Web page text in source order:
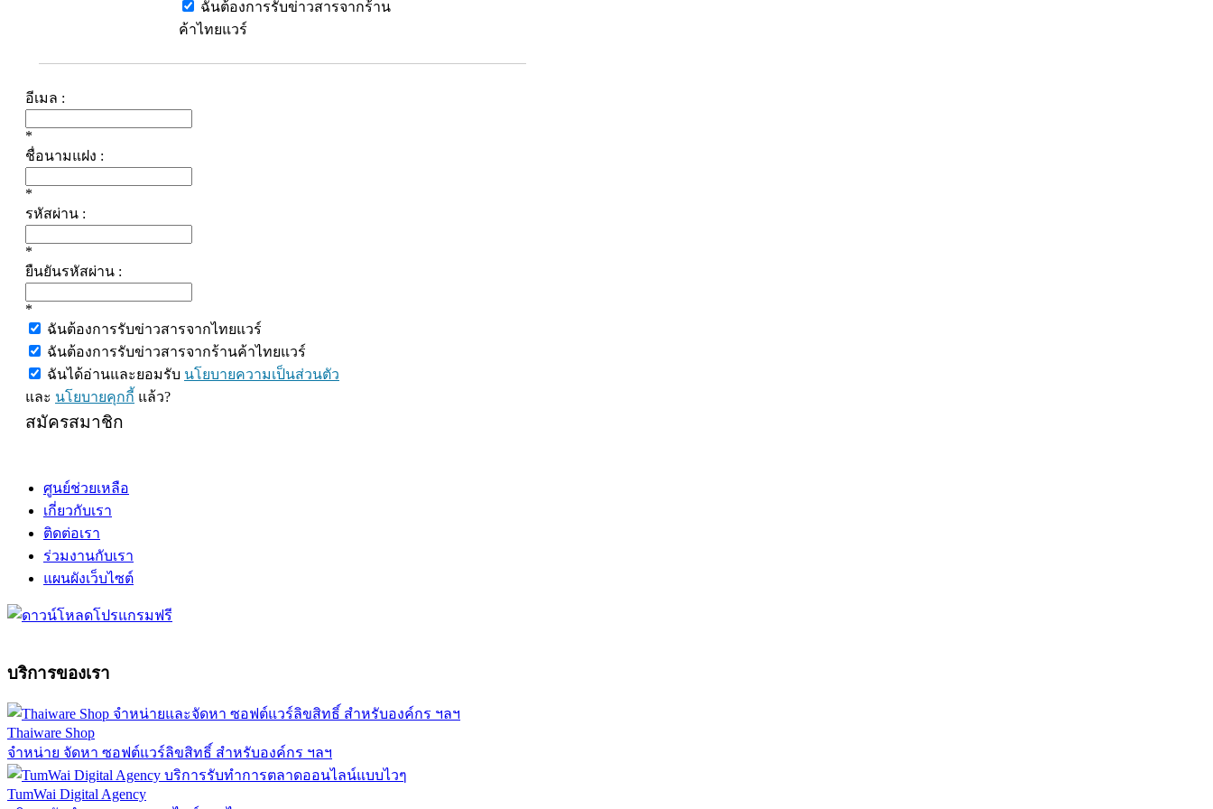
ฉันต้องการรับข่าวสารจากร้าน
ค้าไทยแวร์
อีเมล :
*
ชื่อนามแฝง :
*
รหัสผ่าน :
*
ยืนยันรหัสผ่าน :
*
ฉันต้องการรับข่าวสารจากไทยแวร์
ฉันต้องการรับข่าวสารจากร้านค้าไทยแวร์
ฉันได้อ่านและยอมรับ นโยบายความเป็นส่วนตัว
และ นโยบายคุกกี้ แล้ว?
สมัครสมาชิก
ศูนย์ช่วยเหลือ
เกี่ยวกับเรา
ติดต่อเรา
ร่วมงานกับเรา
แผนผังเว็บไซต์
บริการของเรา
Thaiware Shop
จำหน่าย จัดหา ซอฟต์แวร์ลิขสิทธิ์ สำหรับองค์กร ฯลฯ
TumWai Digital Agency